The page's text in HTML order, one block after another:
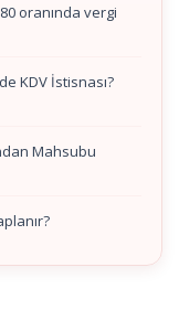
oranında vergi
KDV İstisnası?
Mahsubu